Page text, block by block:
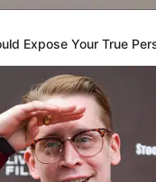
Expose Your True